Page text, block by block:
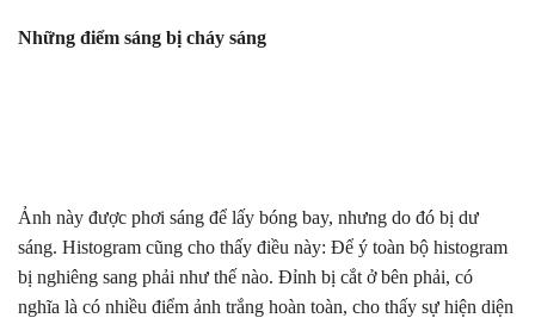
Những điểm sáng bị cháy sáng
Ảnh này được phơi sáng để lấy bóng bay, nhưng do đó bị dư
sáng. Histogram cũng cho thấy điều này: Để ý toàn bộ histogram
bị nghiêng sang phải như thế nào. Đỉnh bị cắt ở bên phải, có
nghĩa là có nhiều điểm ảnh trắng hoàn toàn, cho thấy sự hiện diện